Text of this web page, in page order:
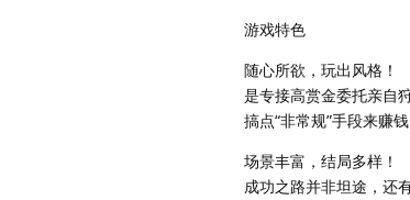
游戏特色
随心所欲，玩出风格！
是专接高赏金委托亲自
搞点“非常规”手段来赚
场景丰富，结局多样！
成功之路并非坦途，还